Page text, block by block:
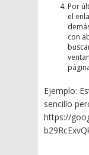
Por
el
con
Ejemplo:
sencillo
https://